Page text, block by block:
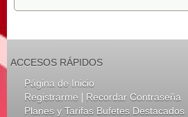
ACCESOS RÁPIDOS
Página de Inicio
Registrarme | Recordar Contraseña
Planes y Tarifas Bufetes Destacados